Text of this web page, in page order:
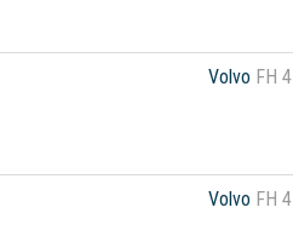
Volvo FH 4
Volvo FH 4